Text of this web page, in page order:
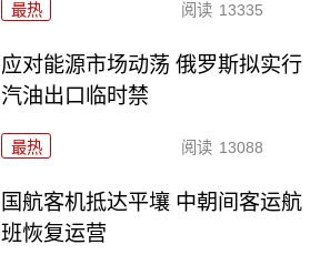
最热 阅读 13335
应对能源市场动荡 俄罗斯拟实行
汽油出口临时禁
最热 阅读 13088
国航客机抵达平壤 中朝间客运航
班恢复运营